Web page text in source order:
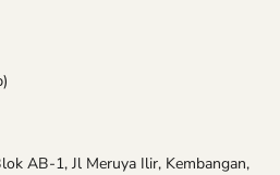
AB-1, Jl Meruya Ilir, Kembangan,